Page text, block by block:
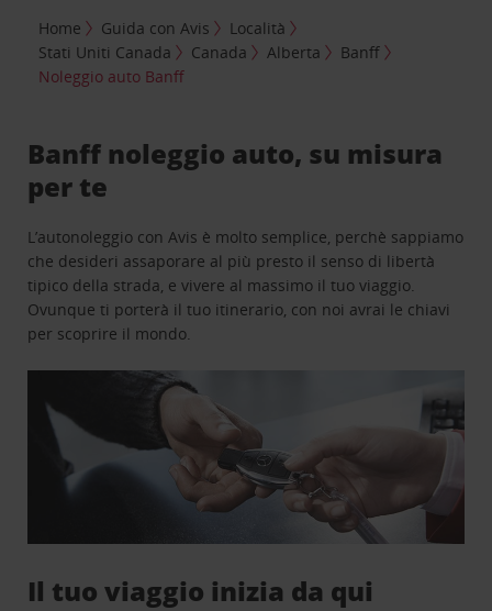
Home Guida con Avis
Località
Stati Uniti Canada
Canada Alberta
Banff
Noleggio auto Banff
Banff noleggio auto, su misura
per te
L’autonoleggio con Avis è molto semplice, perchè sappiamo
che desideri assaporare al più presto il senso di libertà
tipico della strada, e vivere al massimo il tuo viaggio.
Ovunque ti porterà il tuo itinerario, con noi avrai le chiavi
per scoprire il mondo.
Il tuo viaggio inizia da qui